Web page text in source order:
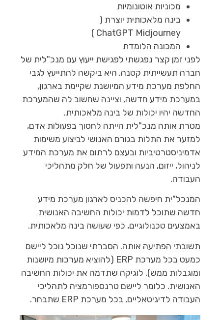
מכוניות אוטונומיות
בינה מלאכותית יוצרת (
ChatGPT Midjourney )
המכונה הלומדת
לפני זמן קצר נפגשתי לפגישת ייעוץ עם מנכ"לית של
חברה תעשייתית קטנה. היא ביקשה להתייעץ לגבי
החלפת מערכת מידע המיושנת שקיימת בארגון,
במערכת מידע חדשה, וציינה שחשוב לה שהמערכת
החדשה יהיו יכולות של בינה מלאכותית.
מטרת אותה מנכ"לית הייתה לחסוך בפעולות אדם,
למזער את התלות בגורם האנושי לביצוע משימות
אדמיניסטרטיביות ובעצם לרתום את מערכת המידע
לניהול, ייזום, הנעה ותפעול של חלק מתהליכי
העבודה.
המנכל"ית חיפשה להכניס לארגון מערכת מידע
חדשה שתוכל לדמות יכולות החשיבה האנושית
באמצעים טכנולוגיים, כפי שעושה בינה מלאכותית.
תשובתי הפתיעה אותה. הסברתי שנוכל נוכל ליישם
כמעט בכל מערכת ERP (להוציא מערכות מיושנות
ומוגבלות ממש). לוגיקה שתדמה את יכולות החשיבה
האנושית. כלומר ליישם טרנספורמציה לתהליכי
העבודה לדיגיטאליים, בכל מערכת ERP שתבחר.